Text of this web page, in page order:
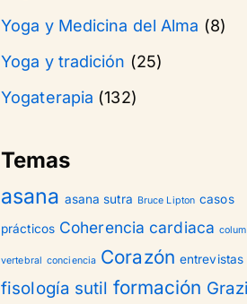
Yoga y Medicina del Alma (8)
Yoga y tradición (25)
Yogaterapia (132)
Temas
asana asana sutra Bruce Lipton casos
prácticos Coherencia cardiaca
vertebral conciencia Corazón entrevistas
fisología sutil formación